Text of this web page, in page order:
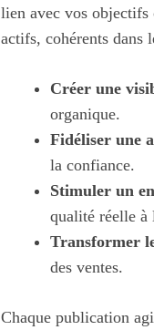
lien avec vos objectifs
actifs, cohérents dans
Créer une
organique.
Fidéliser une
la confiance.
Stimuler un
qualité réelle à
Transformer
des ventes.
Chaque publication